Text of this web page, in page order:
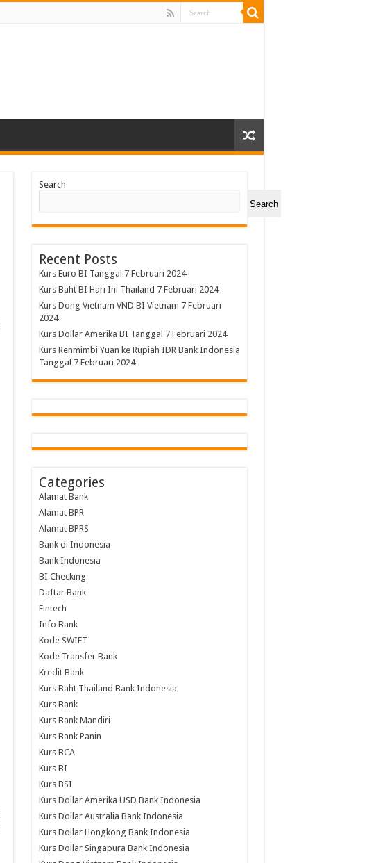
Search
Search
Recent Posts
Kurs Euro BI Tanggal 7 Februari 2024
Kurs Baht BI Hari Ini Thailand 7 Februari 2024
Kurs Dong Vietnam VND BI Vietnam 7 Februari
2024
Kurs Dollar Amerika BI Tanggal 7 Februari 2024
Kurs Renmimbi Yuan ke Rupiah IDR Bank Indonesia
Tanggal 7 Februari 2024
Categories
Alamat Bank
Alamat BPR
Alamat BPRS
Bank di Indonesia
Bank Indonesia
BI Checking
Daftar Bank
Fintech
Info Bank
Kode SWIFT
Kode Transfer Bank
Kredit Bank
Kurs Baht Thailand Bank Indonesia
Kurs Bank
Kurs Bank Mandiri
Kurs Bank Panin
Kurs BCA
Kurs BI
Kurs BSI
Kurs Dollar Amerika USD Bank Indonesia
Kurs Dollar Australia Bank Indonesia
Kurs Dollar Hongkong Bank Indonesia
Kurs Dollar Singapura Bank Indonesia